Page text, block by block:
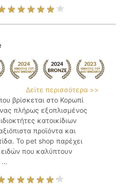
Δείτε περισσότερα >>
βρίσκεται στο Κορωπί
πλήρως εξοπλισμένος
κατοικίδιων
προϊόντα και
Το pet shop παρέχει
ειδών που καλύπτουν